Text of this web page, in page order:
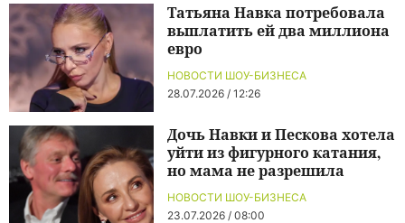
НОВОСТИ ШОУ-БИЗНЕСА
28.07.2026 / 12:26
Татьяна Навка потребовала
выплатить ей два миллиона
евро
НОВОСТИ ШОУ-БИЗНЕСА
23.07.2026 / 08:00
Дочь Навки и Пескова хотела
уйти из фигурного катания,
но мама не разрешила